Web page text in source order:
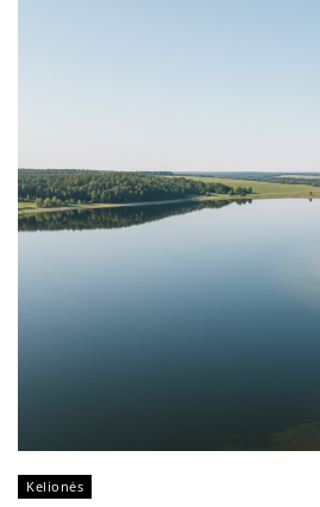
Kelionės